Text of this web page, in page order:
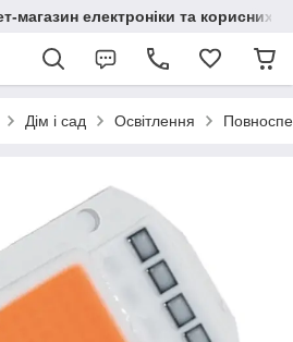
магазин електроніки та корисних
Дім і сад Освітлення